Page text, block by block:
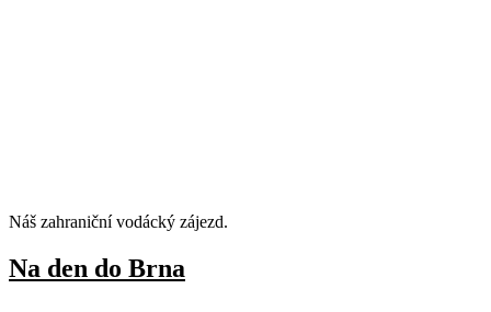
Náš zahraniční vodácký zájezd.
Na den do Brna